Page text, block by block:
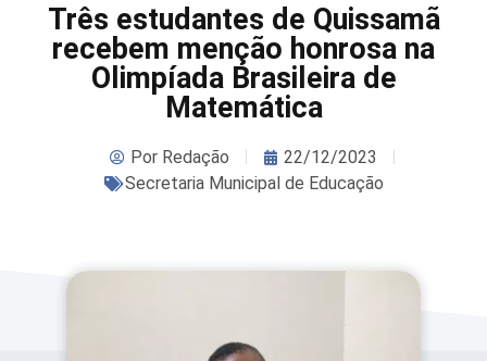
Três estudantes de Quissamã
recebem menção honrosa na
Olimpíada Brasileira de
Matemática
PorRedação
22/12/2023
Secretaria Municipal de Educação